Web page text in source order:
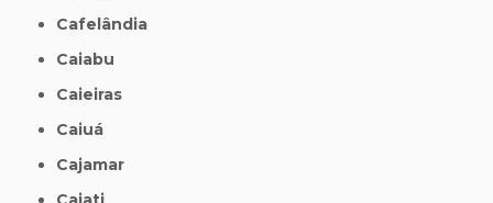
Cafelândia
Caiabu
Caieiras
Caiuá
Cajamar